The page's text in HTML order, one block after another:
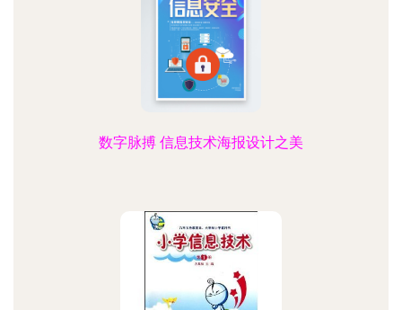
数字脉搏 信息技术海报设计之美